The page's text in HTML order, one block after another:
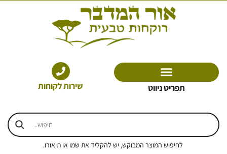
תפריט ניווט שירות לקוחות
לחיפוש המוצר המבוקש, יש להקליד את שמו או תיאורו.